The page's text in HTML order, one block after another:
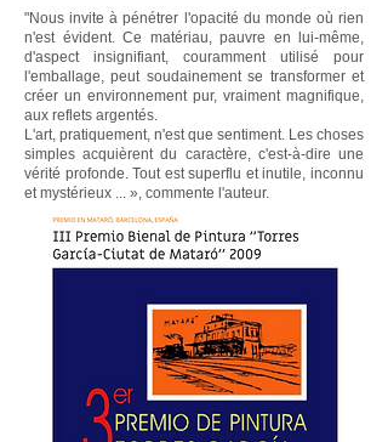
"Nous invite à pénétrer l'opacité du monde où rien
n'est évident. Ce matériau, pauvre en lui-même,
d'aspect insignifiant, couramment utilisé pour
l'emballage, peut soudainement se transformer et
créer un environnement pur, vraiment magnifique,
aux reflets argentés.
L'art, pratiquement, n'est que sentiment. Les choses
simples acquièrent du caractère, c'est-à-dire une
vérité profonde. Tout est superflu et inutile, inconnu
et mystérieux ... », commente l'auteur.